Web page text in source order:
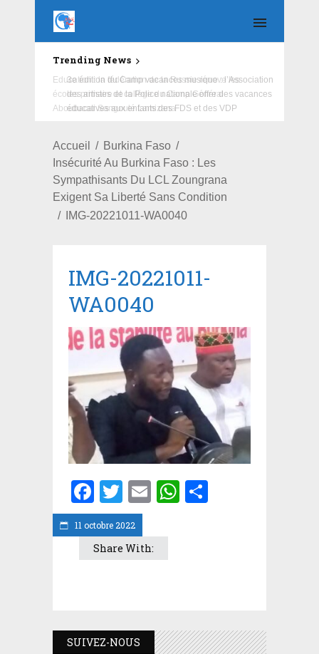
Trending News
Education : la fédération de la Russie rénove les
écoles primaire et collège du Camp Général
Aboubacar Sangoulé Lamizana
Accueil
Burkina Faso
Insécurité Au Burkina Faso : Les
Sympathisants Du LCL Zoungrana
Exigent Sa Liberté Sans Condition
IMG-20221011-WA0040
11 octobre 2022
IMG-20221011-
WA0040
Facebook
Twitter
EmailWhatsApp
Share With:
SUIVEZ-NOUS